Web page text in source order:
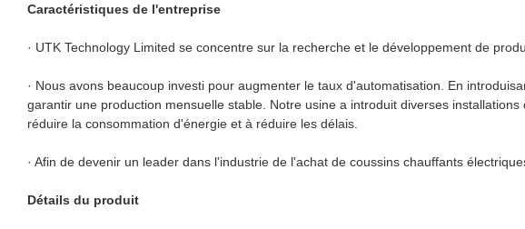
Caractéristiques de l'entreprise
· UTK Technology Limited se concentre sur la recherche et le développement de
· Nous avons beaucoup investi pour augmenter le taux d'automatisation. En
garantir une production mensuelle stable. Notre usine a introduit diverses
réduire la consommation d'énergie et à réduire les délais.
· Afin de devenir un leader dans l'industrie de l'achat de coussins chauffants
Détails du produit